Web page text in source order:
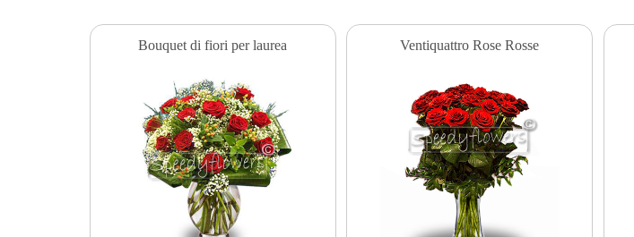
Bouquet di fiori per laurea Ventiquattro Rose Rosse